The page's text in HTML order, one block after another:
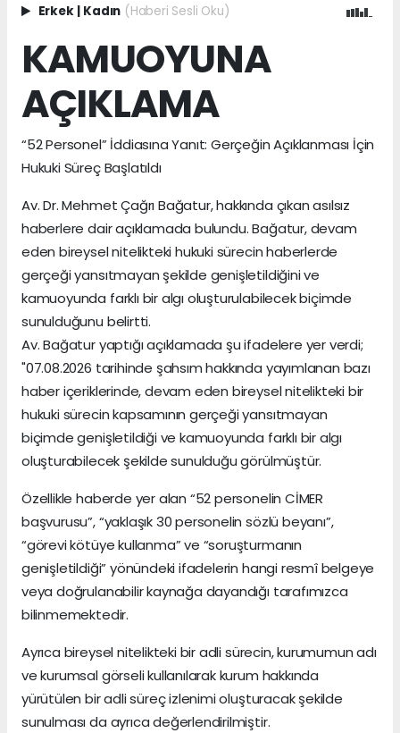
Erkek | Kadın (Haberi Sesli Oku)
KAMUOYUNA
AÇIKLAMA
“52 Personel” İddiasına Yanıt: Gerçeğin Açıklanması İçin
Hukuki Süreç Başlatıldı
Av. Dr. Mehmet Çağrı Bağatur, hakkında çıkan asılsız
haberlere dair açıklamada bulundu. Bağatur, devam
eden bireysel nitelikteki hukuki sürecin haberlerde
gerçeği yansıtmayan şekilde genişletildiğini ve
kamuoyunda farklı bir algı oluşturulabilecek biçimde
sunulduğunu belirtti.
Av. Bağatur yaptığı açıklamada şu ifadelere yer verdi;
"07.08.2026 tarihinde şahsım hakkında yayımlanan bazı
haber içeriklerinde, devam eden bireysel nitelikteki bir
hukuki sürecin kapsamının gerçeği yansıtmayan
biçimde genişletildiği ve kamuoyunda farklı bir algı
oluşturabilecek şekilde sunulduğu görülmüştür.
Özellikle haberde yer alan “52 personelin CİMER
başvurusu”, “yaklaşık 30 personelin sözlü beyanı”,
“görevi kötüye kullanma” ve “soruşturmanın
genişletildiği” yönündeki ifadelerin hangi resmî belgeye
veya doğrulanabilir kaynağa dayandığı tarafımızca
bilinmemektedir.
Ayrıca bireysel nitelikteki bir adli sürecin, kurumumun adı
ve kurumsal görseli kullanılarak kurum hakkında
yürütülen bir adli süreç izlenimi oluşturacak şekilde
sunulması da ayrıca değerlendirilmiştir.